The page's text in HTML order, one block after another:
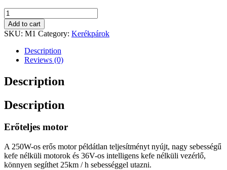
ELEGLIDE
M1
-
26"
Elektromos
kerékpár,
mountain
bike,
250
21
sebességes
váltóval
Add to cart
SKU: M1 Category: Kerékpárok
Description
Reviews (0)
Description
Description
Erőteljes motor
A 250W-os erős motor példátlan teljesítményt nyújt, nagy sebességű
kefe nélküli motorok és 36V-os intelligens kefe nélküli vezérlő,
könnyen segíthet 25km / h sebességgel utazni.